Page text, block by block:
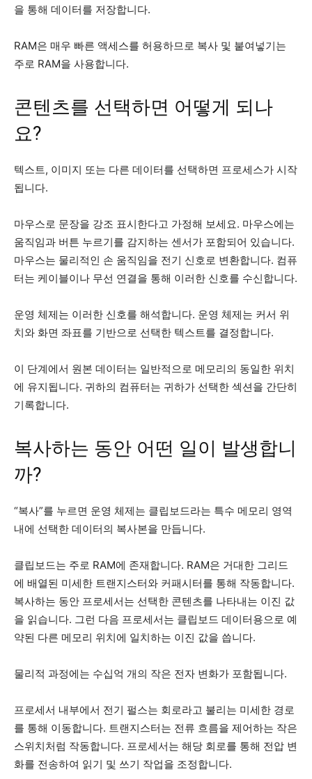
을 통해 데이터를 저장합니다.
RAM은 매우 빠른 액세스를 허용하므로 복사 및 붙여넣기는
주로 RAM을 사용합니다.
콘텐츠를 선택하면 어떻게 되나
요?
텍스트, 이미지 또는 다른 데이터를 선택하면 프로세스가 시작
됩니다.
마우스로 문장을 강조 표시한다고 가정해 보세요. 마우스에는
움직임과 버튼 누르기를 감지하는 센서가 포함되어 있습니다.
마우스는 물리적인 손 움직임을 전기 신호로 변환합니다. 컴퓨
터는 케이블이나 무선 연결을 통해 이러한 신호를 수신합니다.
운영 체제는 이러한 신호를 해석합니다. 운영 체제는 커서 위
치와 화면 좌표를 기반으로 선택한 텍스트를 결정합니다.
이 단계에서 원본 데이터는 일반적으로 메모리의 동일한 위치
에 유지됩니다. 귀하의 컴퓨터는 귀하가 선택한 섹션을 간단히
기록합니다.
복사하는 동안 어떤 일이 발생합니
까?
“복사”를 누르면 운영 체제는 클립보드라는 특수 메모리 영역
내에 선택한 데이터의 복사본을 만듭니다.
클립보드는 주로 RAM에 존재합니다. RAM은 거대한 그리드
에 배열된 미세한 트랜지스터와 커패시터를 통해 작동합니다.
복사하는 동안 프로세서는 선택한 콘텐츠를 나타내는 이진 값
을 읽습니다. 그런 다음 프로세서는 클립보드 데이터용으로 예
약된 다른 메모리 위치에 일치하는 이진 값을 씁니다.
물리적 과정에는 수십억 개의 작은 전자 변화가 포함됩니다.
프로세서 내부에서 전기 펄스는 회로라고 불리는 미세한 경로
를 통해 이동합니다. 트랜지스터는 전류 흐름을 제어하는 ​​작은
스위치처럼 작동합니다. 프로세서는 해당 회로를 통해 전압 변
화를 전송하여 읽기 및 쓰기 작업을 조정합니다.